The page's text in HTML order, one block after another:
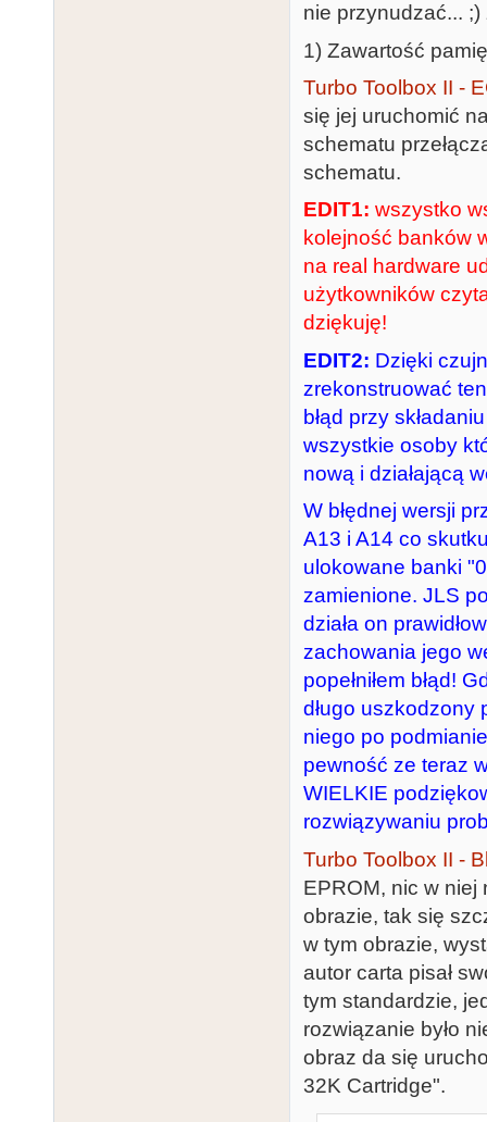
nie przynudzać... ;)
1) Zawartość
Turbo Toolbox II -
się jej uruchomić
schematu
schematu.
EDIT1: wszystko
kolejność banków
na real hardware
użytkowników
dziękuję!
EDIT2: Dzięki
zrekonstruować
błąd przy
wszystkie osoby
nową i działającą
W błędnej wersji
A13 i A14 co
ulokowane banki
zamienione. JLS
działa on
zachowania jego
popełniłem błąd!
długo uszkodzony
niego po
pewność ze teraz
WIELKIE
rozwiązywaniu
Turbo Toolbox II -
EPROM, nic w niej
obrazie, tak się
w tym obrazie,
autor carta pisał
tym standardzie,
rozwiązanie było
obraz da się
32K Cartridge".